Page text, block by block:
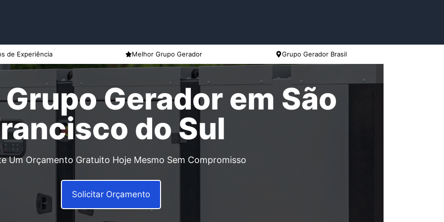
de Experiência Melhor Grupo Gerador Grupo Gerador Brasil
Gerador em São
do Sul
Um Orçamento Gratuito Hoje Mesmo Sem Compromisso
Solicitar Orçamento